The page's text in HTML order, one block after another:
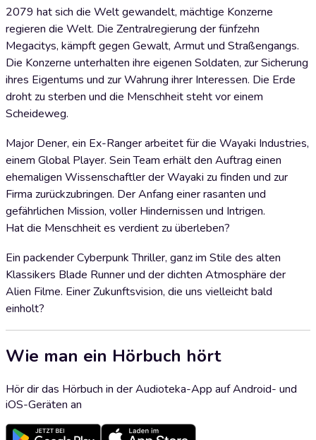
2079 hat sich die Welt gewandelt, mächtige Konzerne
regieren die Welt. Die Zentralregierung der fünfzehn
Megacitys, kämpft gegen Gewalt, Armut und Straßengangs.
Die Konzerne unterhalten ihre eigenen Soldaten, zur Sicherung
ihres Eigentums und zur Wahrung ihrer Interessen. Die Erde
droht zu sterben und die Menschheit steht vor einem
Scheideweg.
Major Dener, ein Ex-Ranger arbeitet für die Wayaki Industries,
einem Global Player. Sein Team erhält den Auftrag einen
ehemaligen Wissenschaftler der Wayaki zu finden und zur
Firma zurückzubringen. Der Anfang einer rasanten und
gefährlichen Mission, voller Hindernissen und Intrigen.
Hat die Menschheit es verdient zu überleben?
Ein packender Cyberpunk Thriller, ganz im Stile des alten
Klassikers Blade Runner und der dichten Atmosphäre der
Alien Filme. Einer Zukunftsvision, die uns vielleicht bald
einholt?
Wie man ein Hörbuch hört
Hör dir das Hörbuch in der Audioteka-App auf Android- und
iOS-Geräten an